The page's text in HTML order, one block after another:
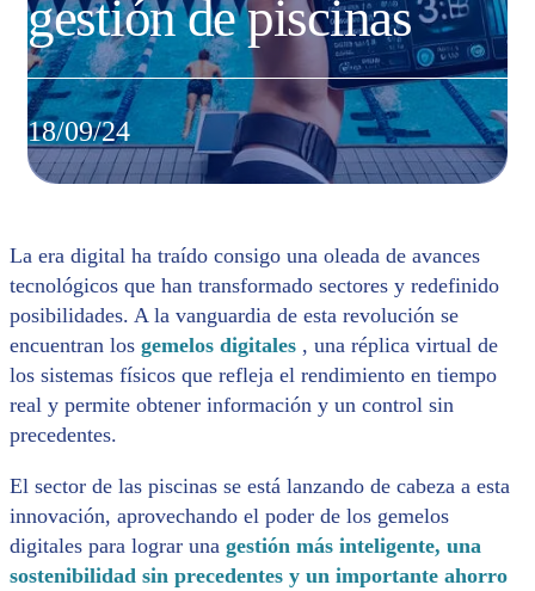
gestión de piscinas
18/09/24
La era digital ha traído consigo una oleada de avances
tecnológicos que han transformado sectores y redefinido
posibilidades. A la vanguardia de esta revolución se
encuentran los gemelos digitales , una réplica virtual de
los sistemas físicos que refleja el rendimiento en tiempo
real y permite obtener información y un control sin
precedentes.
El sector de las piscinas se está lanzando de cabeza a esta
innovación, aprovechando el poder de los gemelos
digitales para lograr una gestión más inteligente, una
sostenibilidad sin precedentes y un importante ahorro